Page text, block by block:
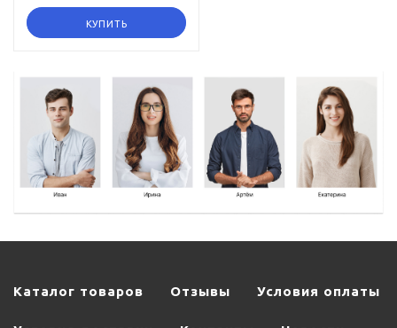
КУПИТЬ
Каталог товаров Отзывы Условия оплаты